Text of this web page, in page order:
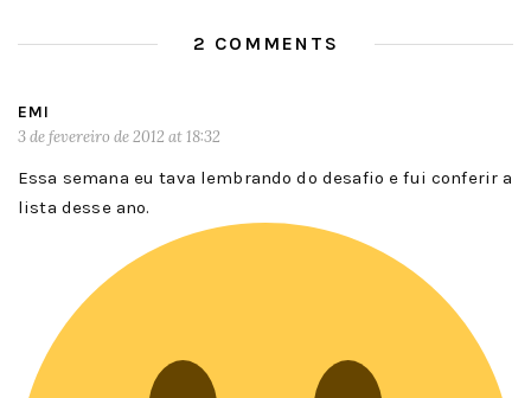
2 COMMENTS
EMI
3 de fevereiro de 2012 at 18:32
Essa semana eu tava lembrando do desafio e fui conferir a
lista desse ano.